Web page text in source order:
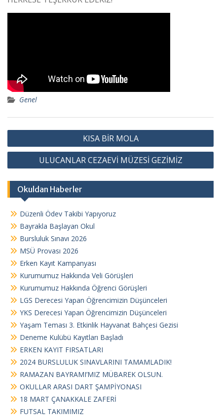
Genel
Y
a
z
n
m
e
s
KISA BİR MOLA
ULUCANLAR CEZAEVİ MÜZESİ GEZİMİZ
Okuldan Haberler
Düzenli Ödev Takibi Yapıyoruz
Bayrakla Başlayan Okul
Bursluluk Sınavı 2026
MSÜ Provası 2026
Erken Kayıt Kampanyası
Kurumumuz Hakkında Veli Görüşleri
Kurumumuz Hakkında Öğrenci Görüşleri
LGS Derecesi Yapan Öğrencimizin Düşünceleri
YKS Derecesi Yapan Öğrencimizin Düşünceleri
Yaşam Teması 3. Etkinlik Hayvanat Bahçesi Gezisi
Deneme Kulübü Kayıtları Başladı
ERKEN KAYIT FIRSATLARI
2024 BURSLULUK SINAVLARINI TAMAMLADIK!
RAMAZAN BAYRAMI’MIZ MÜBAREK OLSUN.
OKULLAR ARASI DART ŞAMPİYONASI
18 MART ÇANAKKALE ZAFERİ
FUTSAL TAKIMIMIZ